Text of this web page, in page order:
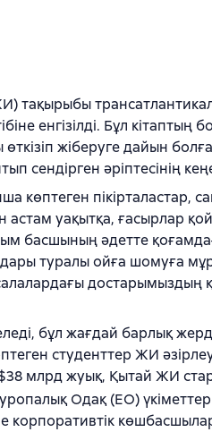
енгізілді. Бұл
жіберуге дайын
сендірген әріптесінің
пікірталастар,
астам уақытқа, ғасырлар
басшының әдетте
туралы ойға шомуға
достарымыздың
бұл жағдай барлық
студенттер ЖИ
млрд жуық, Қытай ЖИ
Одақ (ЕО)